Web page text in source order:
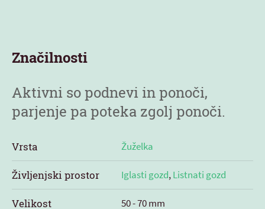
Značilnosti
Aktivni so podnevi in ponoči,
parjenje pa poteka zgolj ponoči.
Vrsta Žuželka
Življenjski prostor Iglasti gozd,Listnati gozd
Velikost 50 - 70 mm